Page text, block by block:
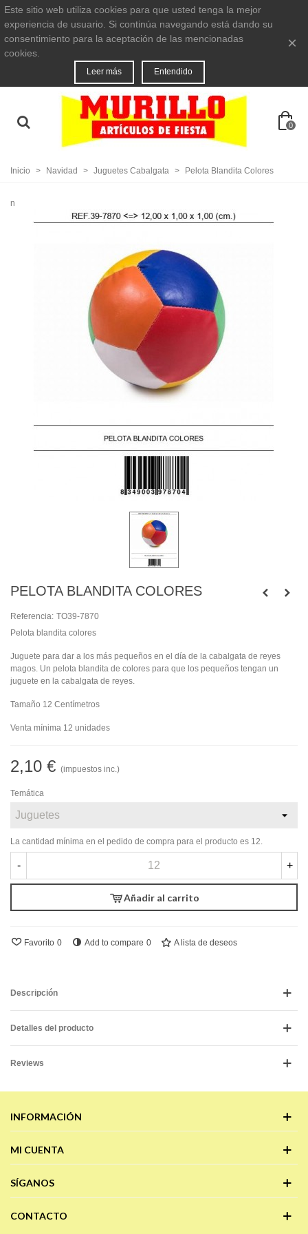
Este sitio web utiliza cookies para que usted tenga la mejor
experiencia de usuario. Si continúa navegando está dando su
consentimiento para la aceptación de las mencionadas
cookies.
Leer más Entendido
×
0
Inicio > Navidad > Juguetes Cabalgata > Pelota Blandita Colores
n
PELOTA BLANDITA COLORES
Referencia: TO39-7870
Pelota blandita colores
Juguete para dar a los más pequeños en el día de la cabalgata de reyes
magos. Un pelota blandita de colores para que los pequeños tengan un
juguete en la cabalgata de reyes.
Tamaño 12 Centímetros
Venta mínima 12 unidades
2,10 € (impuestos inc.)
Temática
La cantidad mínima en el pedido de compra para el producto es 12.
- +
Añadir al carrito
Favorito 0 Add to compare 0 A lista de deseos
Descripción
Detalles del producto
Reviews
INFORMACIÓN
MI CUENTA
SÍGANOS
CONTACTO